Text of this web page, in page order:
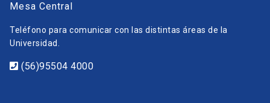
Mesa Central
Teléfono para comunicar con las distintas áreas de la
Universidad.
(56)95504 4000